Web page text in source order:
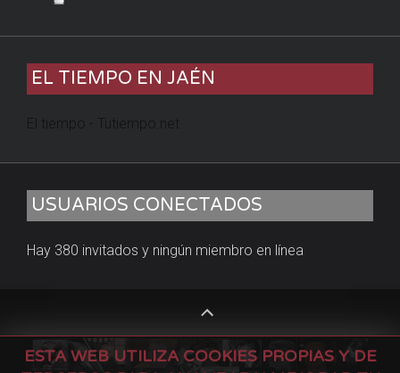
EL TIEMPO EN JAÉN
El tiempo - Tutiempo.net
USUARIOS CONECTADOS
Hay 380 invitados y ningún miembro en línea
ESTA WEB UTILIZA COOKIES PROPIAS Y DE